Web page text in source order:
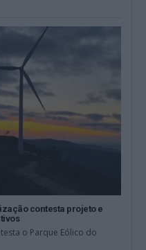
contesta projeto e
o Parque Eólico do